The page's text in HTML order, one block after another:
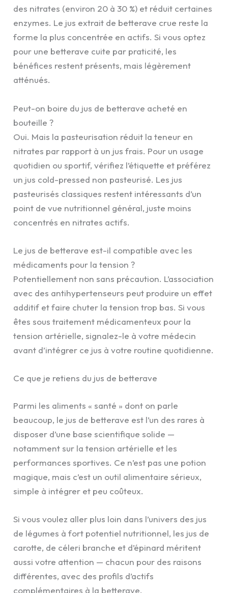
des nitrates (environ 20 à 30 %) et réduit certaines
enzymes. Le jus extrait de betterave crue reste la
forme la plus concentrée en actifs. Si vous optez
pour une betterave cuite par praticité, les
bénéfices restent présents, mais légèrement
atténués.
Peut-on boire du jus de betterave acheté en
bouteille ?
Oui. Mais la pasteurisation réduit la teneur en
nitrates par rapport à un jus frais. Pour un usage
quotidien ou sportif, vérifiez l’étiquette et préférez
un jus cold-pressed non pasteurisé. Les jus
pasteurisés classiques restent intéressants d’un
point de vue nutritionnel général, juste moins
concentrés en nitrates actifs.
Le jus de betterave est-il compatible avec les
médicaments pour la tension ?
Potentiellement non sans précaution. L’association
avec des antihypertenseurs peut produire un effet
additif et faire chuter la tension trop bas. Si vous
êtes sous traitement médicamenteux pour la
tension artérielle, signalez-le à votre médecin
avant d’intégrer ce jus à votre routine quotidienne.
Ce que je retiens du jus de betterave
Parmi les aliments « santé » dont on parle
beaucoup, le jus de betterave est l’un des rares à
disposer d’une base scientifique solide —
notamment sur la tension artérielle et les
performances sportives. Ce n’est pas une potion
magique, mais c’est un outil alimentaire sérieux,
simple à intégrer et peu coûteux.
Si vous voulez aller plus loin dans l’univers des jus
de légumes à fort potentiel nutritionnel, les jus de
carotte, de céleri branche et d’épinard méritent
aussi votre attention — chacun pour des raisons
différentes, avec des profils d’actifs
complémentaires à la betterave.